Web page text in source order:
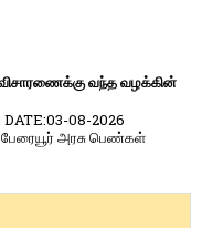
விசாரணைக்கு வந்த வழக்கின்
08-2026
அரசு பெண்கள்